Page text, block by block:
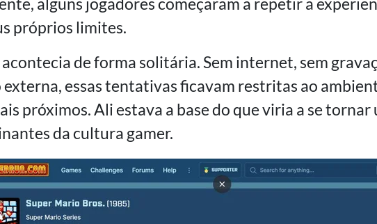
próprios limites.
de forma solitária. Sem internet, sem
essas tentativas ficavam restritas ao
próximos. Ali estava a base do que viria a se tornar
da cultura gamer.